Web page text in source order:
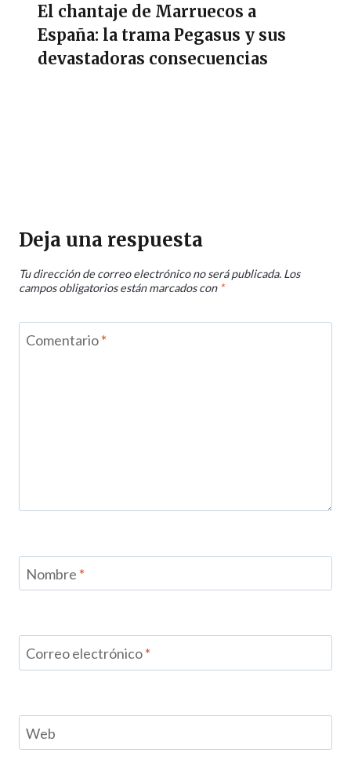
El chantaje de Marruecos a
España: la trama Pegasus y sus
devastadoras consecuencias
Deja una respuesta
Tu dirección de correo electrónico no será publicada. Los
campos obligatorios están marcados con *
Comentario*
Nombre *
Correo electrónico*
Web